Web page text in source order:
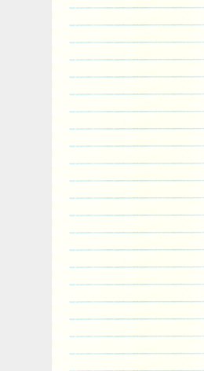
you what you
price. L’item «
aluminium
depuis le mercredi
article peut être
Marque:
Numéro de